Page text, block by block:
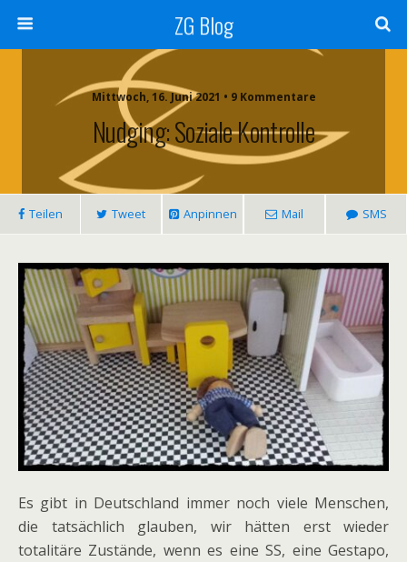
ZG Blog
Mittwoch, 16. Juni 2021 • 9 Kommentare
Nudging: Soziale Kontrolle
Teilen Tweet Anpinnen Mail SMS
Es gibt in Deutschland immer noch viele Menschen,
die tatsächlich glauben, wir hätten erst wieder
totalitäre Zustände, wenn es eine SS, eine Gestapo,